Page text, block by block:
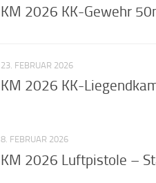
KM 2026 KK-Gewehr
23. FEBRUAR 2026
KM 2026 KK-
8. FEBRUAR 2026
KM 2026 Luftpistole –